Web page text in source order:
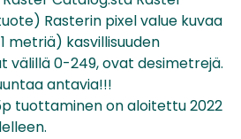
Rasterin pixel value kuvaa
metriä) kasvillisuuden
välillä 0-249, ovat desimetrejä.
antavia!!!
tuottaminen on aloitettu 2022